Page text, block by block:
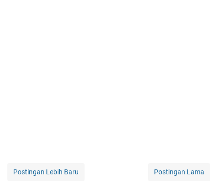
Postingan Lebih Baru Postingan Lama